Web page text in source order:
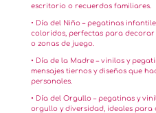
escritorio o recuerdos familiares.
• Día del Niño – pegatinas
coloridos, perfectas para decorar
o zonas de juego.
• Día de la Madre – vinilos y
mensajes tiernos y diseños que
personales.
• Día del Orgullo – pegatinas y
orgullo y diversidad, ideales